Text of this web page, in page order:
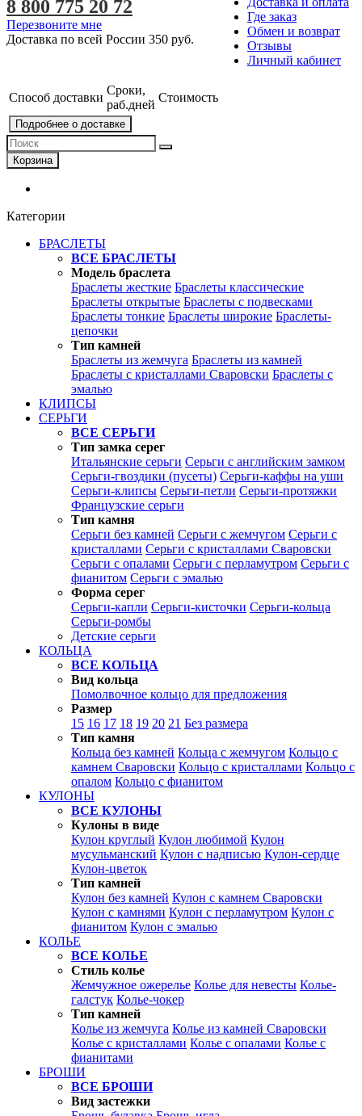
Где заказ
Обмен и возврат
Отзывы
Личный кабинет
8 800 775 20 72
Перезвоните мне
Доставка по всей России 350 руб.
Способ доставки
Сроки,
раб.дней
Стоимость
Подробнее о доставке
Корзина
Категории
БРАСЛЕТЫ
ВСЕ БРАСЛЕТЫ
Модель браслета
Браслеты жесткие Браслеты классические
Браслеты открытые Браслеты с подвесками
Браслеты тонкие Браслеты широкие Браслеты-
цепочки
Тип камней
Браслеты из жемчуга Браслеты из камней
Браслеты с кристаллами Сваровски Браслеты с
эмалью
КЛИПСЫ
СЕРЬГИ
ВСЕ СЕРЬГИ
Тип замка серег
Итальянские серьги Серьги с английским замком
Серьги-гвоздики (пусеты) Серьги-каффы на уши
Серьги-клипсы Серьги-петли Серьги-протяжки
Французские серьги
Тип камня
Серьги без камней Серьги с жемчугом Серьги с
кристаллами Серьги с кристаллами Сваровски
Серьги с опалами Серьги с перламутром Серьги с
фианитом Серьги с эмалью
Форма серег
Серьги-капли Серьги-кисточки Серьги-кольца
Серьги-ромбы
Детские серьги
КОЛЬЦА
ВСЕ КОЛЬЦА
Вид кольца
Помолвочное кольцо для предложения
Размер
15 16 17 18 19 20 21 Без размера
Тип камня
Кольца без камней Кольца с жемчугом Кольцо с
камнем Сваровски Кольцо с кристаллами Кольцо с
опалом Кольцо с фианитом
КУЛОНЫ
ВСЕ КУЛОНЫ
Кулоны в виде
Кулон круглый Кулон любимой Кулон
мусульманский Кулон с надписью Кулон-сердце
Кулон-цветок
Тип камней
Кулон без камней Кулон с камнем Сваровски
Кулон с камнями Кулон с перламутром Кулон с
фианитом Кулон с эмалью
КОЛЬЕ
ВСЕ КОЛЬЕ
Стиль колье
Жемчужное ожерелье Колье для невесты Колье-
галстук Колье-чокер
Тип камней
Колье из жемчуга Колье из камней Сваровски
Колье с кристаллами Колье с опалами Колье с
фианитами
БРОШИ
ВСЕ БРОШИ
Вид застежки